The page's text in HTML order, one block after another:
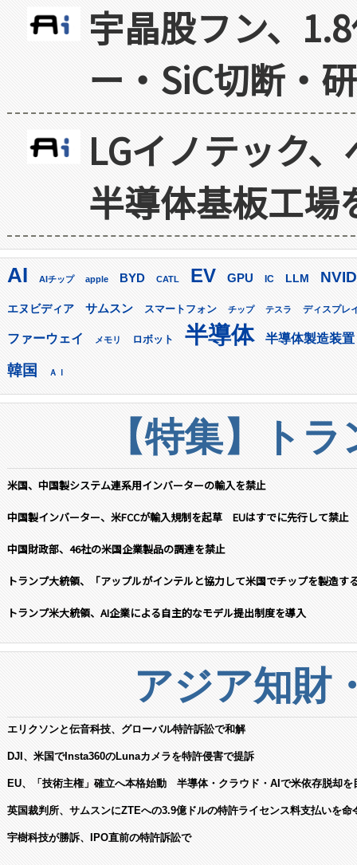
宇晶股フン、
ー・SiC切断・
LGイノテック
半導体基板工場
AI AIチップ apple BYD CATL EV GPU IC LLM
エヌビディア サムスン スマートフォン チップ テスラ ディスプレ
ファーウェイ メモリ ロボット 半導体 半導体製造装置
韓国 ＡＩ
【特集】ト
米国、中国製システム連系用インバーターの輸入を禁止
中国製インバーター、米FCCが輸入規制を起草 EUはすでに先行して禁止
中国財政部、46社の米国企業製品の調達を禁止
トランプ大統領、「アップルがインテルと協力して米国でチップを製造す
トランプ米大統領、AI企業による自主的なモデル提出制度を導入
アジア知財
エリクソンと伝音科技、グローバル特許訴訟で和解
DJI、米国でInsta360のLunaカメラを特許侵害で提訴
EU、「技術主権」確立へ本格始動 半導体・クラウド・AIで米依存脱却を
英国裁判所、サムスンにZTEへの3.9億ドルの特許ライセンス料支払いを命
宇樹科技が勝訴、IPO直前の特許訴訟で